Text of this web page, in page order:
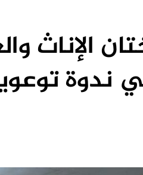
الإناث
ندوة